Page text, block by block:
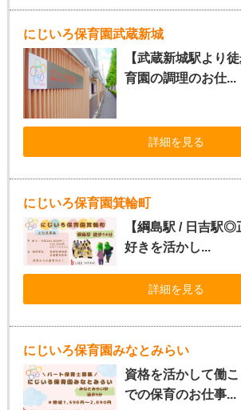
にじいろ保育園武蔵新城
【武蔵新城駅より
育園の調理のお仕...
詳細を見る
にじいろ保育園箕輪町
【綱島駅 / 日吉駅◎
好きを活かし...
詳細を見る
にじいろ保育園みなとみらい
資格を活かして働
での保育のお仕事...